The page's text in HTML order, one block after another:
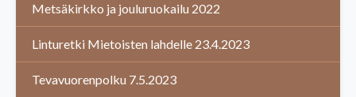
Metsäkirkko ja jouluruokailu 2022
Linturetki Mietoisten lahdelle 23.4.2023
Tevavuorenpolku 7.5.2023